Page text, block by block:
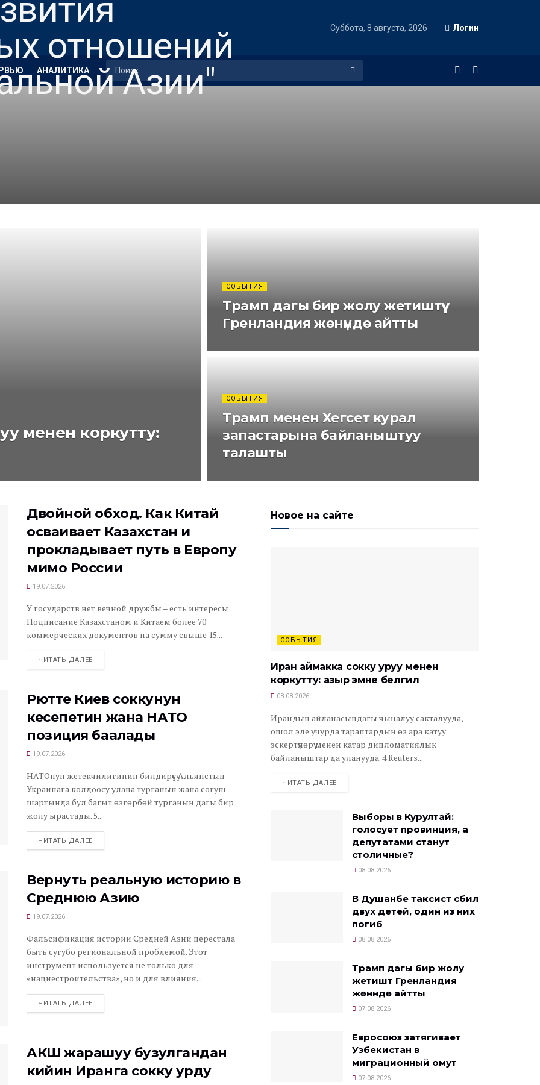
Суббота, 8 августа, 2026 Логин
АНАЛИТИКА
менен коркутту:
СОБЫТИЯ
Трамп дагы бир жолу жетиштүү
Гренландия жөнүндө айтты
СОБЫТИЯ
Трамп менен Хегсет курал
запастарына байланыштуу
талашты
Двойной обход. Как Китай
осваивает Казахстан и
прокладывает путь в Европу
мимо России
19.07.2026
У государств нет вечной дружбы – есть интересы
Подписание Казахстаном и Китаем более 70
коммерческих документов на сумму свыше 15...
ЧИТАТЬ ДАЛЕЕ
Рютте Киев соккунун
кесепетин жана НАТО
позиция баалады
19.07.2026
НАТОнун жетекчилигинин билдирүүсү Альянстын
Украинага колдоосу улана турганын жана согуш
шартында бул багыт өзгөрбөй турганын дагы бир
жолу ырастады. 5...
ЧИТАТЬ ДАЛЕЕ
Вернуть реальную историю в
Среднюю Азию
19.07.2026
Фальсификация истории Средней Азии перестала
быть сугубо региональной проблемой. Этот
инструмент используется не только для
«нациестроительства», но и для влияния...
ЧИТАТЬ ДАЛЕЕ
АКШ жарашуу бузулгандан
кийин Иранга сокку урду
Новое на сайте
СОБЫТИЯ
Иран аймакка сокку уруу менен
коркутту: азыр эмне белгилүү
08.08.2026
Ирандын айланасындагы чыңалуу сакталууда,
ошол эле учурда тараптардын өз ара катуу
эскертүүлөрү менен катар дипломатиялык
байланыштар да уланууда. 4 Reuters...
ЧИТАТЬ ДАЛЕЕ
Выборы в Курултай:
голосует провинция, а
депутатами станут
столичные?
08.08.2026
В Душанбе таксист сбил
двух детей, один из них
погиб
08.08.2026
Трамп дагы бир жолу
жетиштүү Гренландия
жөнүндө айтты
07.08.2026
Евросоюз затягивает
Узбекистан в
миграционный омут
07.08.2026